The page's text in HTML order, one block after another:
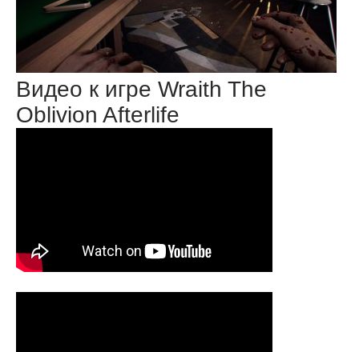
Видео к игре Wraith The
Oblivion Afterlife